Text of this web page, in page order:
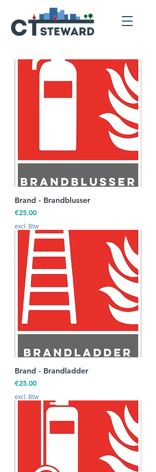
Brand - Brandblusser
Prijs
€25.00
excl. Btw
Brand - Brandladder
Prijs
€25.00
excl. Btw